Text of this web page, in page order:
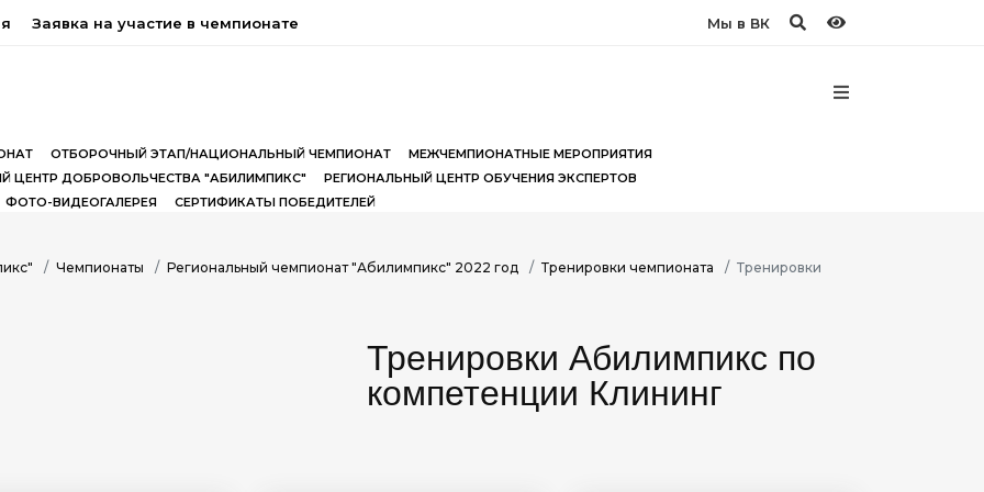
Заявка на участие в чемпионате Мы в ВК
ОТБОРОЧНЫЙ ЭТАП/НАЦИОНАЛЬНЫЙ ЧЕМПИОНАТ
МЕЖЧЕМПИОНАТНЫЕ МЕРОПРИЯТИЯ
ЦЕНТР ДОБРОВОЛЬЧЕСТВА "АБИЛИМПИКС"
РЕГИОНАЛЬНЫЙ ЦЕНТР ОБУЧЕНИЯ ЭКСПЕРТОВ
ФОТО-ВИДЕОГАЛЕРЕЯ
СЕРТИФИКАТЫ ПОБЕДИТЕЛЕЙ
Чемпионаты Региональный чемпионат "Абилимпикс" 2022 год Тренировки чемпионата Тренировки
Тренировки Абилимпикс по
компетенции Клининг